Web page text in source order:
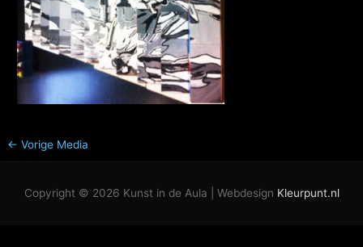
← Vorige Media
Copyright © 2026 Kunst in de Aula | Webdesign Kleurpunt.nl